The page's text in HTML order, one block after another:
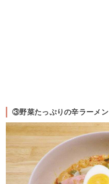
③野菜たっぷりの辛ラーメン